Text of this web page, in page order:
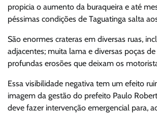
propicia o aumento da buraqueira e até
péssimas condições de Taguatinga salta
São enormes crateras em diversas ruas,
adjacentes; muita lama e diversas poças
profundas erosões que deixam os
Essa visibilidade negativa tem um efeito
imagem da gestão do prefeito Paulo
deve fazer intervenção emergencial para,